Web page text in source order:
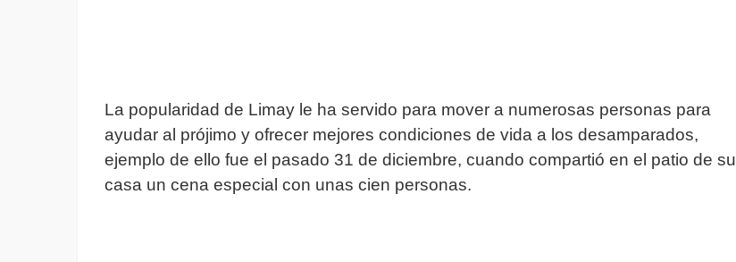
La popularidad de Limay le ha servido para mover a numerosas personas para
ayudar al prójimo y ofrecer mejores condiciones de vida a los desamparados,
ejemplo de ello fue el pasado 31 de diciembre, cuando compartió en el patio de su
casa un cena especial con unas cien personas.